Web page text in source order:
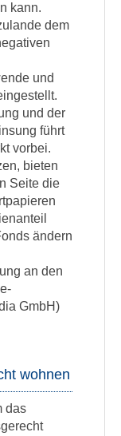
kann.
dem
und
und der
führt
vorbei.
bieten
Seite die
ändern
an den
GmbH)
wohnen
das